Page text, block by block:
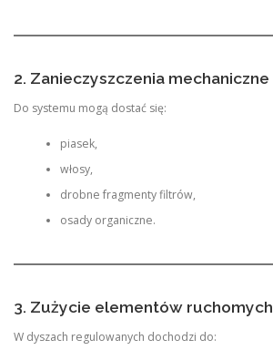
2. Zanieczyszczenia mechaniczne
Do systemu mogą dostać się:
piasek,
włosy,
drobne fragmenty filtrów,
osady organiczne.
3. Zużycie elementów ruchomych
W dyszach regulowanych dochodzi do: